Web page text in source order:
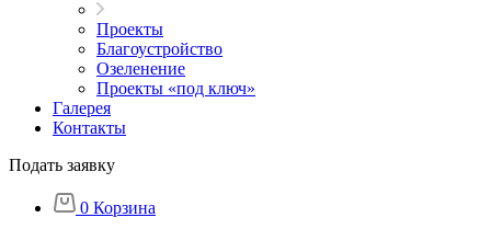
Проекты
Благоустройство
Озеленение
Проекты «под ключ»
Галерея
Контакты
Подать заявку
0 Корзина